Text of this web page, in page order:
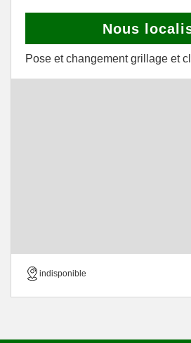
Nous
Pose et changement grillage et
indisponible